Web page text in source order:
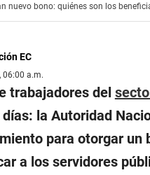
nuevo bono: quiénes son los
EC
a.m.
trabajadores del
la Autoridad
para otorgar un
a los servidores